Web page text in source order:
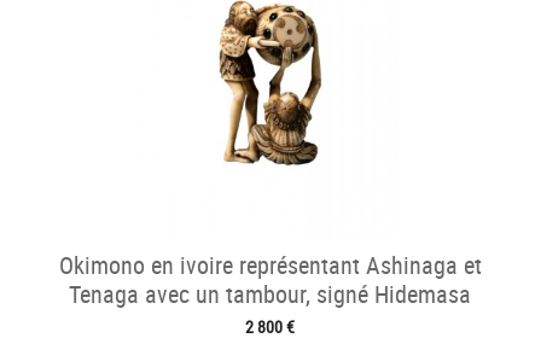
Okimono en ivoire représentant Ashinaga et
Tenaga avec un tambour, signé Hidemasa
2 800 €